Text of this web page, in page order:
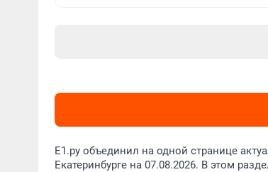
Е1.ру объединил на одной странице
Екатеринбурге на 07.08.2026. В этом